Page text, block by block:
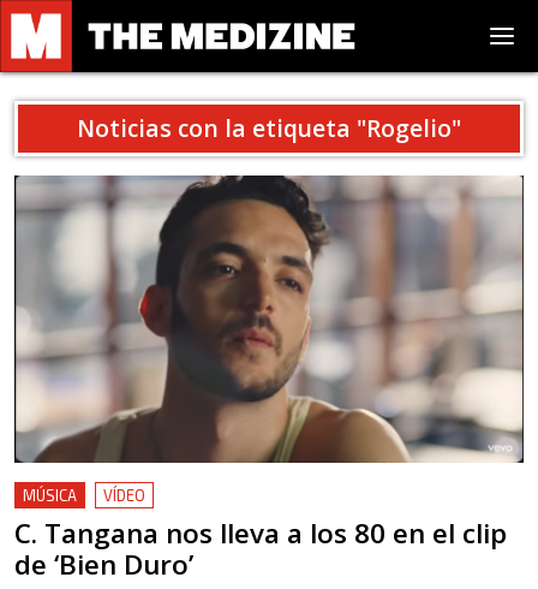
Noticias con la etiqueta "Rogelio"
MÚSICA VÍDEO
C. Tangana nos lleva a los 80 en el clip
de ‘Bien Duro’